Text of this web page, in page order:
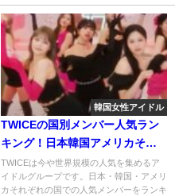
韓国女性アイドル
TWICEの国別メンバー人気ラン
キング！日本韓国アメリカそれ
ぞれ結果が気になる！
TWICEは今や世界規模の人気を集めるア
イドルグループです。日本・韓国・アメリ
カそれぞれの国での人気メンバーをランキ